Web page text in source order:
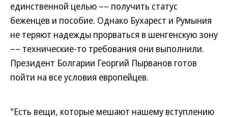
единственной целью –– получить статус
беженцев и пособие. Однако Бухарест и Румыния
не теряют надежды прорваться в шенгенскую зону
–– технические-то требования они выполнили.
Президент Болгарии Георгий Пырванов готов
пойти на все условия европейцев.
"Есть вещи, которые мешают нашему вступлению